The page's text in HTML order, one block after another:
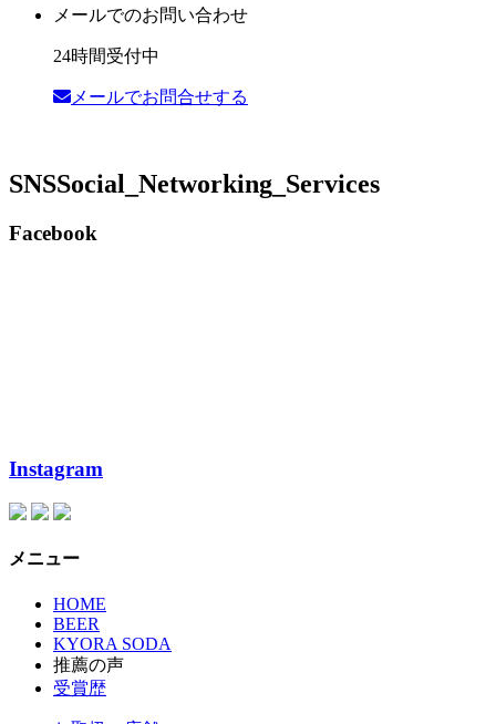
メールでのお問い合わせ
24時間受付中
メールでお問合せする
SNSSocial_Networking_Services
Facebook
Instagram
メニュー
HOME
BEER
KYORA SODA
推薦の声
受賞歴